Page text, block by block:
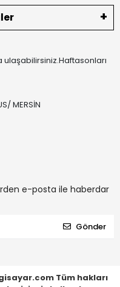
ulaşabilirsiniz.Haftasonları
MERSİN
e-posta ile haberdar
Gönder
Tüm hakları